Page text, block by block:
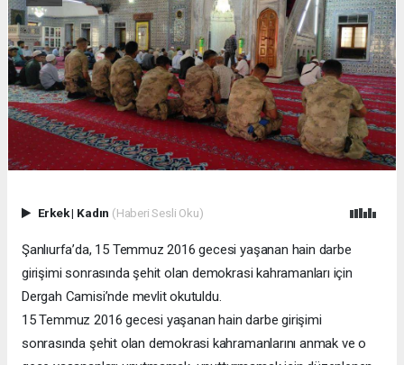
Erkek| Kadın (Haberi Sesli Oku)
Şanlıurfa’da, 15 Temmuz 2016 gecesi yaşanan hain darbe
girişimi sonrasında şehit olan demokrasi kahramanları için
Dergah Camisi’nde mevlit okutuldu.
15 Temmuz 2016 gecesi yaşanan hain darbe girişimi
sonrasında şehit olan demokrasi kahramanlarını anmak ve o